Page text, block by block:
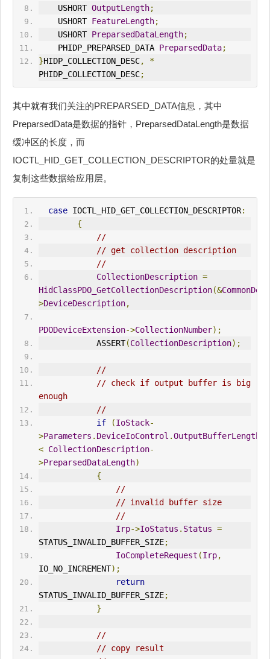
    USHORT
OutputLength;
    USHORT
FeatureLength;
    USHORT
PreparsedDataLength;
    PHIDP_PREPARSED_DATA
PreparsedData;
}HIDP_COLLECTION_DESC,
*
PHIDP_COLLECTION_DESC;
其中就有我们关注的PREPARSED_DATA信息，其中
PreparsedData是数据的指针，PreparsedDataLength是数据
缓冲区的长度，而
IOCTL_HID_GET_COLLECTION_DESCRIPTOR的处量就是
复制这些数据给应用层。
case IOCTL_HID_GET_COLLECTION_DESCRIPTOR:
{
//
// get collection description
//
CollectionDescription =
HidClassPDO_GetCollectionDescription(&
>DeviceDescription,
PDODeviceExtension->CollectionNumber);
            ASSERT
(CollectionDescription);
//
// check if output buffer is big
enough
//
if
(IoStack-
>Parameters . DeviceIoControl .OutputBufferLength
< CollectionDescription-
>PreparsedDataLength)
{
//
// invalid buffer size
//
Irp->IoStatus . Status =
STATUS_ INVALID_BUFFER_SIZE;
IoCompleteRequest (Irp,
IO_NO_ INCREMENT);
return
STATUS_ INVALID_BUFFER_SIZE;
}
//
// copy result